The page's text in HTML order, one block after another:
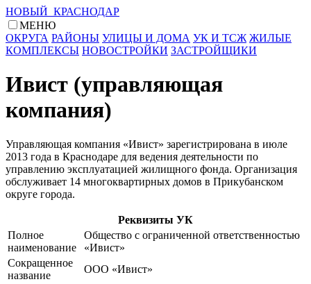
НОВЫЙ КРАСНОДАР
МЕНЮ
ОКРУГА РАЙОНЫ УЛИЦЫ И ДОМА УК И ТСЖ ЖИЛЫЕ
КОМПЛЕКСЫ НОВОСТРОЙКИ ЗАСТРОЙЩИКИ
Ивист (управляющая
компания)
Управляющая компания «Ивист» зарегистрирована в июле
2013 года в Краснодаре для ведения деятельности по
управлению эксплуатацией жилищного фонда. Организация
обслуживает 14 многоквартирных домов в Прикубанском
округе города.
Реквизиты УК
Полное
наименование
Общество с ограниченной ответственностью
«Ивист»
Сокращенное
название
ООО «Ивист»